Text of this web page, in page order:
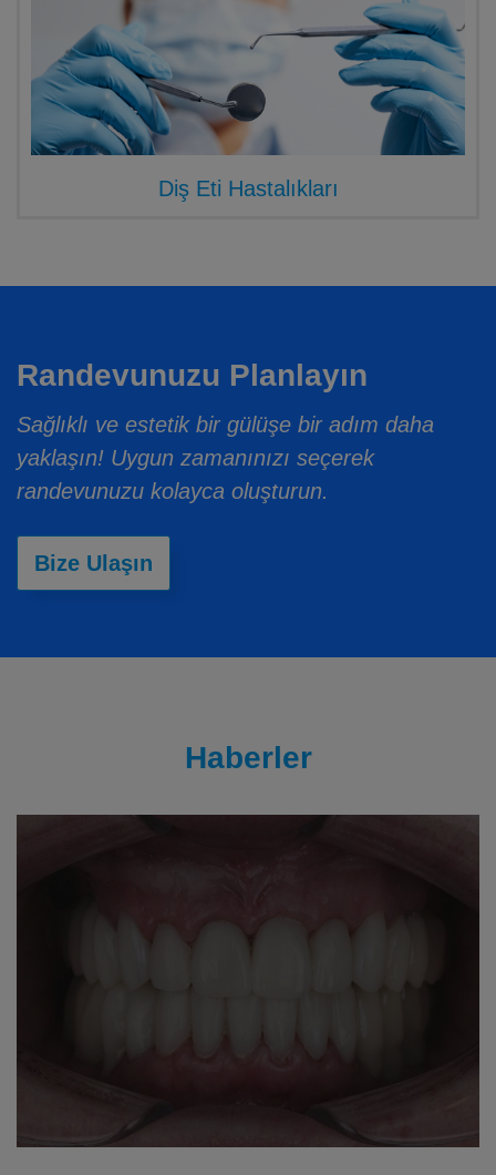
Diş Eti Hastalıkları
Randevunuzu Planlayın
Sağlıklı ve estetik bir gülüşe bir adım daha
yaklaşın! Uygun zamanınızı seçerek
randevunuzu kolayca oluşturun.
Bize Ulaşın
Haberler